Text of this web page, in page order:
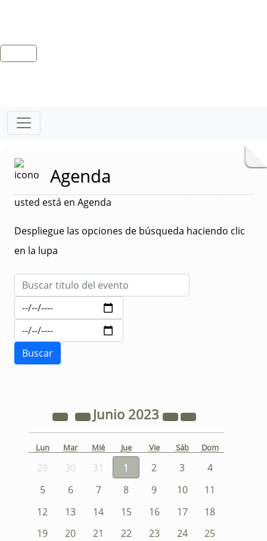
Agenda
usted está en Agenda
Despliegue las opciones de búsqueda haciendo clic
en la lupa
Junio 2023
Lun Mar Mié Jue Vie Sáb Dom
29 30 31 1 2 3
4
5
6 7 8 9 10
11
12
13 14 15 16 17
18
19
20 21 22 23 24
25